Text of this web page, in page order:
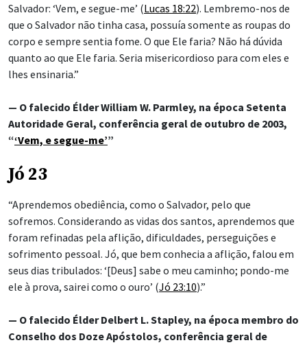
Salvador: ‘Vem, e segue-me’ (Lucas 18:22). Lembremo-nos de
que o Salvador não tinha casa, possuía somente as roupas do
corpo e sempre sentia fome. O que Ele faria? Não há dúvida
quanto ao que Ele faria. Seria misericordioso para com eles e
lhes ensinaria.”
— O falecido Élder William W. Parmley, na época Setenta
Autoridade Geral, conferência geral de outubro de 2003,
“‘Vem, e segue-me’”
Jó 23
“Aprendemos obediência, como o Salvador, pelo que
sofremos. Considerando as vidas dos santos, aprendemos que
foram refinadas pela aflição, dificuldades, perseguições e
sofrimento pessoal. Jó, que bem conhecia a aflição, falou em
seus dias tribulados: ‘[Deus] sabe o meu caminho; pondo-me
ele à prova, sairei como o ouro’ (Jó 23:10).”
— O falecido Élder Delbert L. Stapley, na época membro do
Conselho dos Doze Apóstolos, conferência geral de